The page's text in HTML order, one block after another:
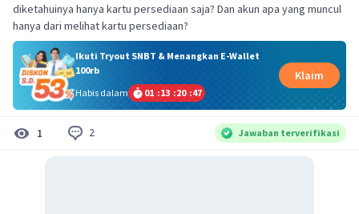
diketahuinya hanya kartu persediaan saja? Dan akun apa yang muncul
hanya dari melihat kartu persediaan?
Ikuti Tryout SNBT & Menangkan E-Wallet
100rb
Habis dalam
01 :13 :20 :46
Klaim
1 2 Jawaban terverifikasi